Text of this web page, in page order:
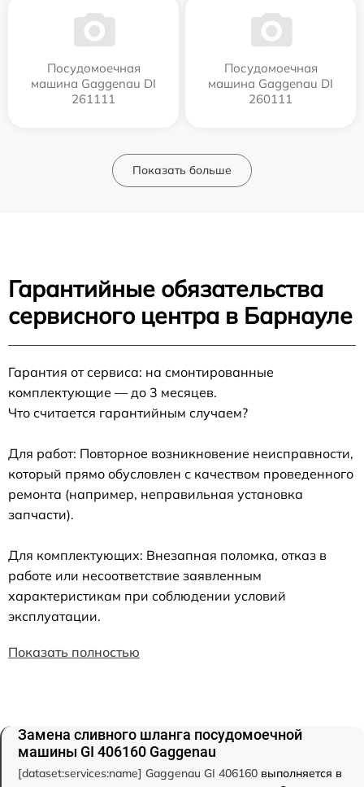
Посудомоечная
машина Gaggenau DI
261111
Посудомоечная
машина Gaggenau DI
260111
Показать больше
Гарантийные обязательства
сервисного центра в Барнауле
Гарантия от сервиса: на смонтированные
комплектующие — до 3 месяцев.
Что считается гарантийным случаем?
Для работ: Повторное возникновение неисправности,
который прямо обусловлен с качеством проведенного
ремонта (например, неправильная установка
запчасти).
Для комплектующих: Внезапная поломка, отказ в
работе или несоответствие заявленным
характеристикам при соблюдении условий
эксплуатации.
Показать полностью
Замена сливного шланга посудомоечной
машины GI 406160 Gaggenau
[dataset:services:name] Gaggenau GI 406160 выполняется в